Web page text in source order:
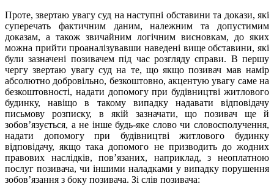
Проте, звертаю увагу суд на наступні обставини та докази, які
суперечать фактичним даним, належним та допустимим
доказам, а також звичайним логічним висновкам, до яких
можна прийти проаналізувавши наведені вище обставини, які
були зазначені позивачем під час розгляду справи. В першу
чергу звертаю увагу суд на те, що якщо позивач мав намір
абсолютно добровільно, безкоштовно, акцентую увагу саме на
безкоштовності, надати допомогу при будівництві житлового
будинку, навіщо в такому випадку надавати відповідачу
письмову розписку, в якій зазначати, що позивач ще й
зобов’язується, а не інше будь-яке слово чи словосполучення,
надати допомогу при будівництві житлового будинку
відповідачу, якщо така допомого не призводить до жодних
правових наслідків, пов’язаних, наприклад, з неоплатною
послуг позивача, чи іншими наладками у випадку порушення
зобов’язання з боку позивача. Зі слів позивача: